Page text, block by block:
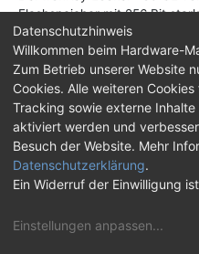
Flashspeicher mit 256 Bit
XTS-Modus. Wir haben das
genauer begutachtet.
Impressum| Kontakt
Feed Facebook
Twitch
© Copyright 2001 -
Datenschutzhinweis
Willkommen beim Hardware-
Zum Betrieb unserer Website
Cookies. Alle weiteren
Tracking sowie externe
aktiviert werden und
Besuch der Website. Mehr
Datenschutzerklärung.
Ein Widerruf der Einwilligung
Einstellungen anpassen...